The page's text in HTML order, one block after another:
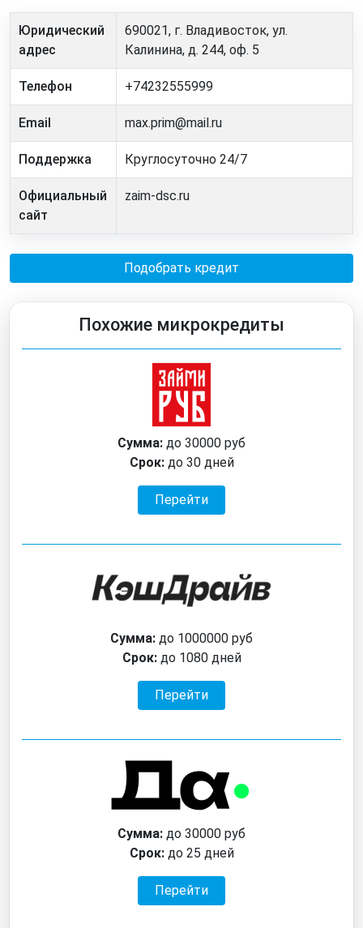
Юридический
адрес
690021, г. Владивосток, ул.
Калинина, д. 244, оф. 5
Телефон +74232555999
Email max.prim@mail.ru
Поддержка Круглосуточно 24/7
Официальный
сайт
zaim-dsc.ru
Подобрать кредит
Похожие микрокредиты
Сумма: до 30000 руб
Срок:до 30 дней
Перейти
Сумма: до 1000000 руб
Срок:до 1080 дней
Перейти
Сумма: до 30000 руб
Срок:до 25 дней
Перейти